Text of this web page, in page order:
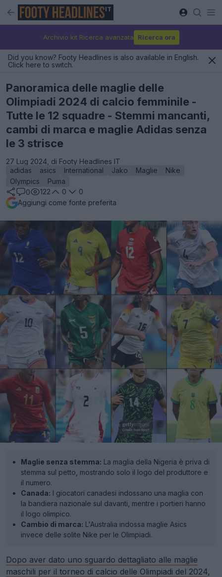
IT
Archivio kit Ricerca avanzata Ricerca ora
Did you know? Footy Headlines is also available in English.
Click here to switch.
Panoramica delle maglie delle
Olimpiadi 2024 di calcio femminile -
Tutte le 12 squadre - Stemmi mancanti,
cambi di marca e maglie Adidas senza
le 3 strisce
27 Lug 2024, di Footy Headlines IT
adidas
asics International Jako Maglie
Nike
Olympics
Puma
0
122 0
0
Aggiungi come fonte preferita
Maglie senza stemma: La maglia della Nigeria è priva di
stemma sul petto, mostrando solo il logo del produttore e
il numero.
Canada: I giocatori canadesi indossano una maglia con
la bandiera nazionale sul davanti, mentre i portieri hanno
il logo olimpico.
Cambio di marca: L'Australia indossa maglie Asics
invece delle solite Nike per le Olimpiadi.
Dopo aver dato uno sguardo dettagliato alle maglie
maschili per il torneo di calcio delle Olimpiadi del 2024,